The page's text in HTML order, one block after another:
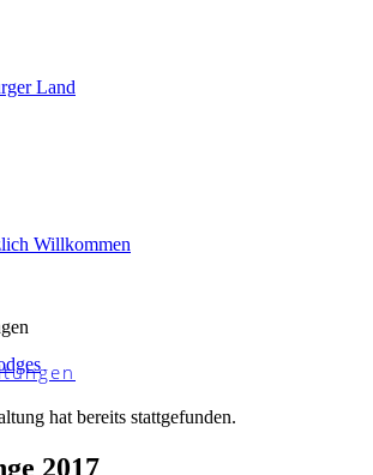
Willkommen
hat bereits stattgefunden.
2017